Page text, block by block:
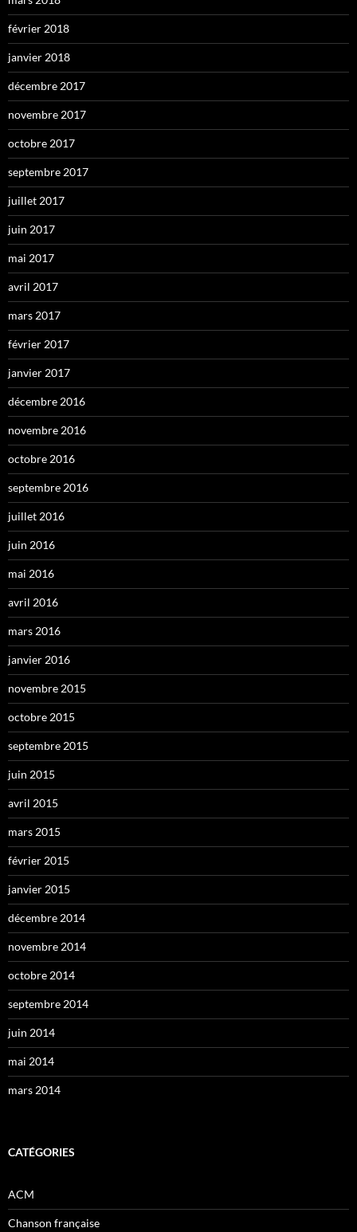
février 2018
janvier 2018
décembre 2017
novembre 2017
octobre 2017
septembre 2017
juillet 2017
juin 2017
mai 2017
avril 2017
mars 2017
février 2017
janvier 2017
décembre 2016
novembre 2016
octobre 2016
septembre 2016
juillet 2016
juin 2016
mai 2016
avril 2016
mars 2016
janvier 2016
novembre 2015
octobre 2015
septembre 2015
juin 2015
avril 2015
mars 2015
février 2015
janvier 2015
décembre 2014
novembre 2014
octobre 2014
septembre 2014
juin 2014
mai 2014
mars 2014
CATÉGORIES
ACM
Chanson française